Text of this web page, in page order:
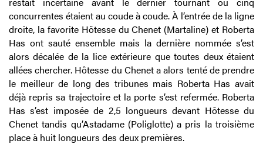
concurrentes étaient au coude à coude. À l’entrée de la ligne
droite, la favorite Hôtesse du Chenet (Martaline) et Roberta
Has ont sauté ensemble mais la dernière nommée s’est
alors décalée de la lice extérieure que toutes deux étaient
allées chercher. Hôtesse du Chenet a alors tenté de prendre
le meilleur de long des tribunes mais Roberta Has avait
déjà repris sa trajectoire et la porte s’est refermée. Roberta
Has s’est imposée de 2,5 longueurs devant Hôtesse du
Chenet tandis qu’Astadame (Poliglotte) a pris la troisième
place à huit longueurs des deux premières.